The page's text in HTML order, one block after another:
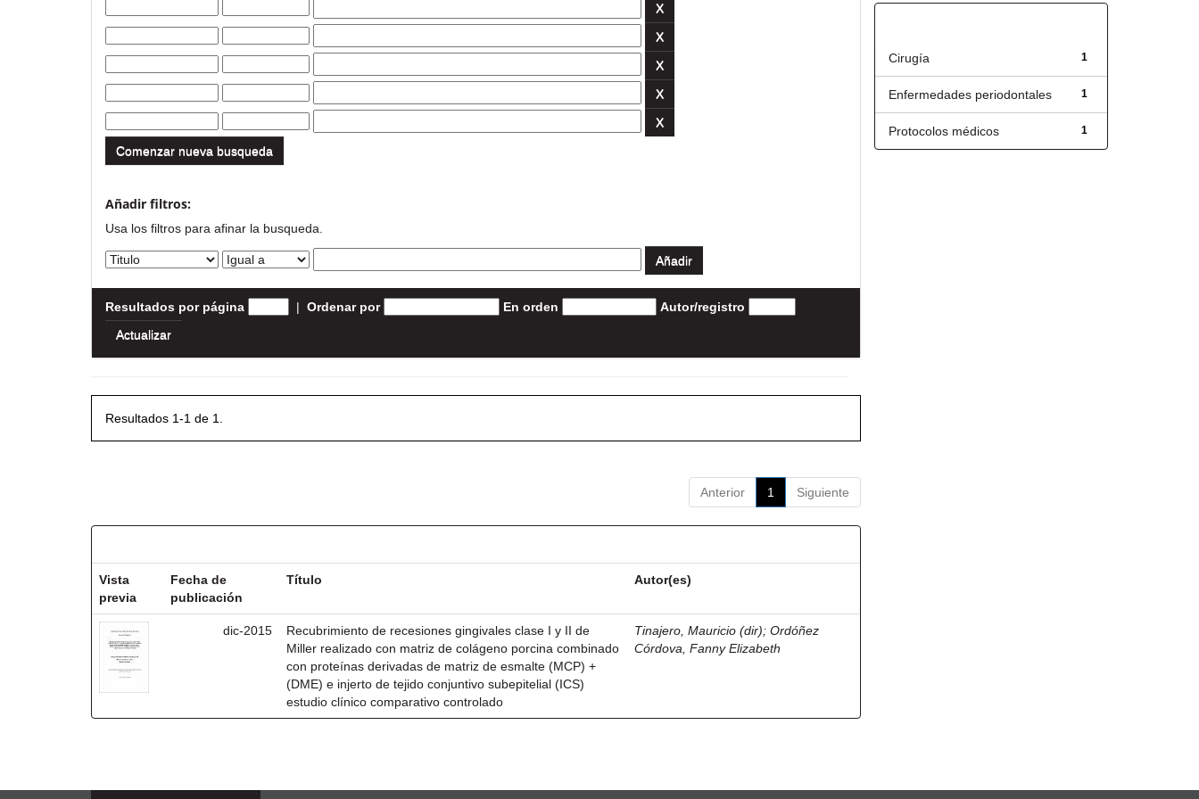
Comenzar nueva busqueda
Añadir filtros:
Usa los filtros para afinar la busqueda.
Resultados por página | Ordenar por En orden Autor/registro
Resultados 1-1 de 1.
Anterior 1 Siguiente
Vista
previa
Fecha de
publicación
Título Autor(es)
dic-2015
Recubrimiento de recesiones gingivales clase I y II de
Miller realizado con matriz de colágeno porcina combinado
con proteínas derivadas de matriz de esmalte (MCP) +
(DME) e injerto de tejido conjuntivo subepitelial (ICS)
estudio clínico comparativo controlado
Tinajero, Mauricio (dir);Ordóñez
Córdova, Fanny Elizabeth
1
Cirugía
1
Enfermedades periodontales
1
Protocolos médicos